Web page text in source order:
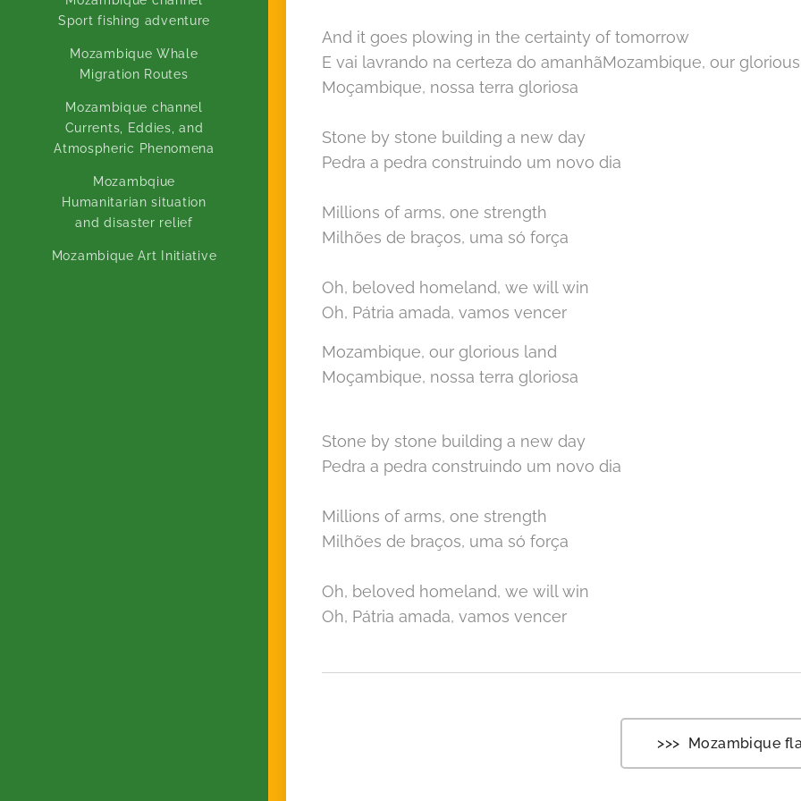
Sport fishing adventure
Mozambique Whale
Migration Routes
Mozambique channel
Currents, Eddies, and
Atmospheric Phenomena
Mozambqiue
Humanitarian situation
and disaster relief
Mozambique Art Initiative
And it goes plowing in the certainty of tomorrow
E vai lavrando na certeza do amanhãMozambique, our
Moçambique, nossa terra gloriosa
Stone by stone building a new day
Pedra a pedra construindo um novo dia
Millions of arms, one strength
Milhões de braços, uma só força
Oh, beloved homeland, we will win
Oh, Pátria amada, vamos vencer
Mozambique, our glorious land
Moçambique, nossa terra gloriosa
Stone by stone building a new day
Pedra a pedra construindo um novo dia
Millions of arms, one strength
Milhões de braços, uma só força
Oh, beloved homeland, we will win
Oh, Pátria amada, vamos vencer
>>> Mozambique